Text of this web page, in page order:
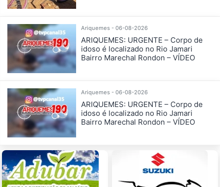
Ariquemes - 06-08-2026
ARIQUEMES: URGENTE – Corpo de
idoso é localizado no Rio Jamari
Bairro Marechal Rondon – VÍDEO
Ariquemes - 06-08-2026
ARIQUEMES: URGENTE – Corpo de
idoso é localizado no Rio Jamari
Bairro Marechal Rondon – VÍDEO